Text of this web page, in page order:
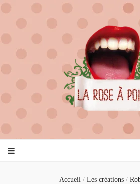
la rose à pois
Accueil / Les créations /